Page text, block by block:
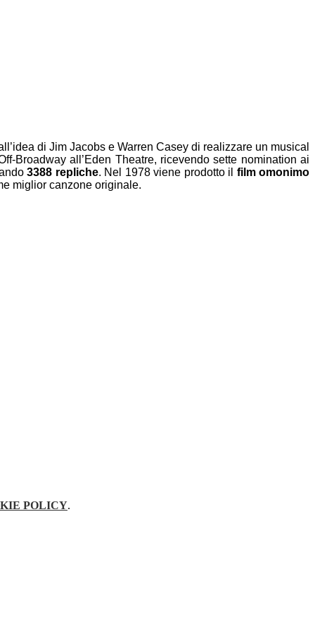
di Jim Jacobs e Warren Casey di realizzare un musical
Broadway all’Eden Theatre, ricevendo sette nomination ai
3388 repliche. Nel 1978 viene prodotto il film omonimo
miglior canzone originale.
POLICY.